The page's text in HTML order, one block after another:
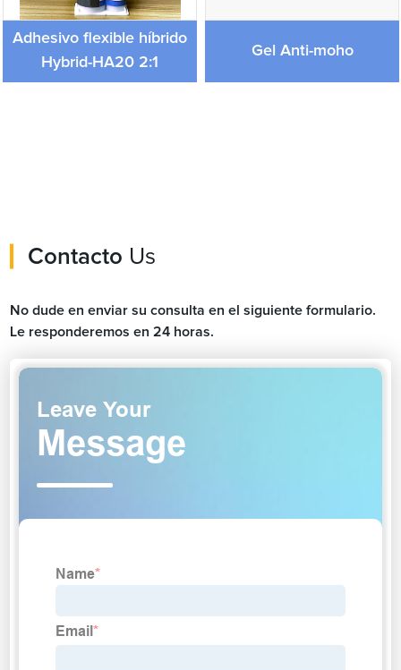
Adhesivo flexible híbrido
Hybrid-HA20 2:1
Gel Anti-moho
Contacto Us
No dude en enviar su consulta en el siguiente formulario.
Le responderemos en 24 horas.